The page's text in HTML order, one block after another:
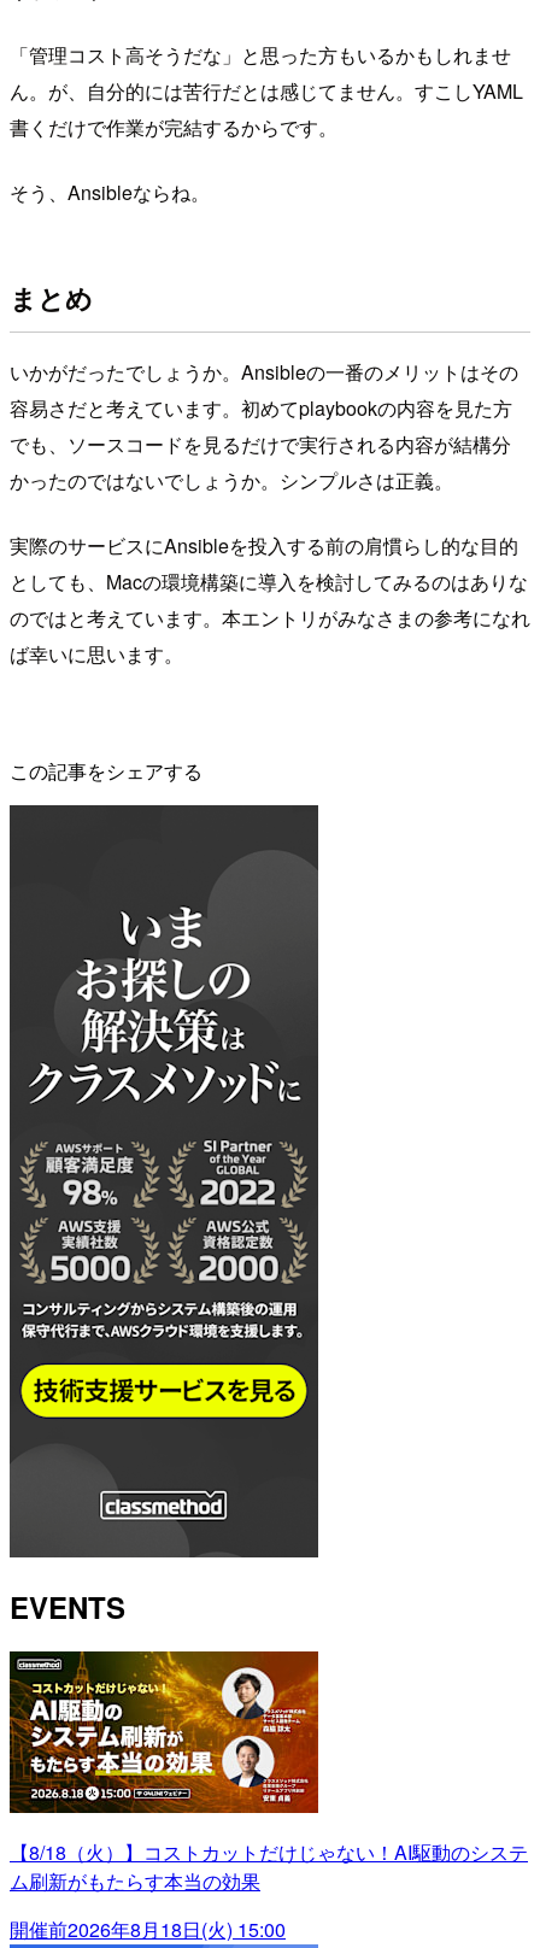
「管理コスト高そうだな」と思った方もいるかもしれませ
ん。が、自分的には苦行だとは感じてません。すこしYAML
書くだけで作業が完結するからです。
そう、Ansibleならね。
まとめ
いかがだったでしょうか。Ansibleの一番のメリットはその
容易さだと考えています。初めてplaybookの内容を見た方
でも、ソースコードを見るだけで実行される内容が結構分
かったのではないでしょうか。シンプルさは正義。
実際のサービスにAnsibleを投入する前の肩慣らし的な目的
としても、Macの環境構築に導入を検討してみるのはありな
のではと考えています。本エントリがみなさまの参考になれ
ば幸いに思います。
この記事をシェアする
EVENTS
【8/18（火）】コストカットだけじゃない！AI駆動のシステ
ム刷新がもたらす本当の効果
開催前2026年8月18日(火) 15:00